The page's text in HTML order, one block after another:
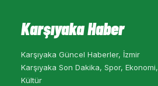
Karşıyaka Haber
Karşıyaka Güncel Haberler, İzmir
Karşıyaka Son Dakika, Spor, Ekonomi,
Kültür